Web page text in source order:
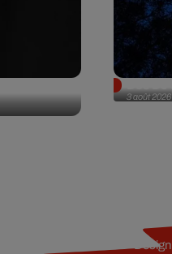
3 août 2026
Design